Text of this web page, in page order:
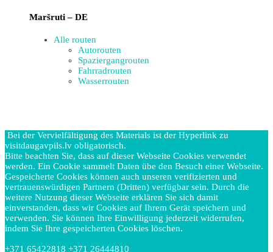
Maršruti – DE
Alle routen
Autorouten
Spaziergangrouten
Fahrradrouten
Wasserrouten
Bei der Vervielfältigung des Materials ist der Hyperlink zu
visitdaugavpils.lv obligatorisch.
Bitte beachten Sie, dass auf dieser Webseite Cookies verwendet
werden. Ein Cookie sammelt Daten übe den Besuch einer Webseite.
Gespeicherte Cookies können auch unseren verifizierten und
vertrauenswürdigen Partnern (Dritten) verfügbar sein. Durch die
weitere Nutzung dieser Webseite erklären Sie sich damit
einverstanden, dass wir Cookies auf Ihrem Gerät speichern und
verwenden. Sie können Ihre Einwilligung jederzeit widerrufen,
indem Sie Ihre gespeicherten Cookies löschen.
+371 65422818 +371 26444810